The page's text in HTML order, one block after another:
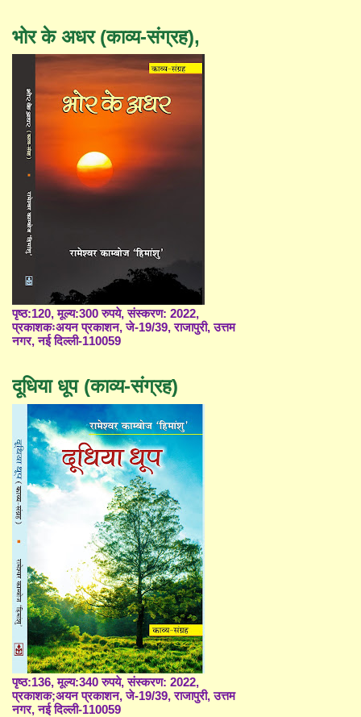
भोर के अधर (काव्य-संग्रह),
पृष्ठ:120, मूल्य:300 रुपये, संस्करण: 2022,
प्रकाशकःअयन प्रकाशन, जे-19/39, राजापुरी, उत्तम
नगर, नई दिल्ली-110059
दूधिया धूप (काव्य-संग्रह)
पृष्ठ:136, मूल्य:340 रुपये, संस्करण: 2022,
प्रकाशक;अयन प्रकाशन, जे-19/39, राजापुरी, उत्तम
नगर, नई दिल्ली-110059